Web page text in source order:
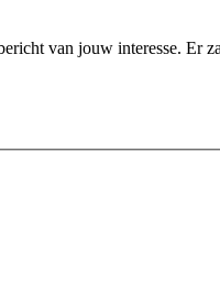
van jouw interesse. Er